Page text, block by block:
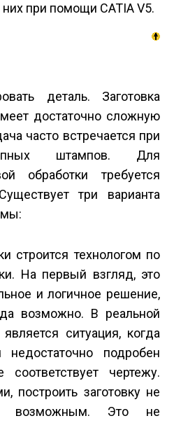
при помощи CATIA V5.
деталь. Заготовка
достаточно сложную
часто встречается при
штампов. Для
обработки требуется
три варианта
строится технологом по
На первый взгляд, это
и логичное решение,
возможно. В реальной
ситуация, когда
недостаточно подробен
чертежу.
построить заготовку не
возможным. Это не